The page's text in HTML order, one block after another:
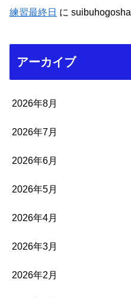
練習最終日 に suibuhogosha
アーカイブ
2026年8月
2026年7月
2026年6月
2026年5月
2026年4月
2026年3月
2026年2月